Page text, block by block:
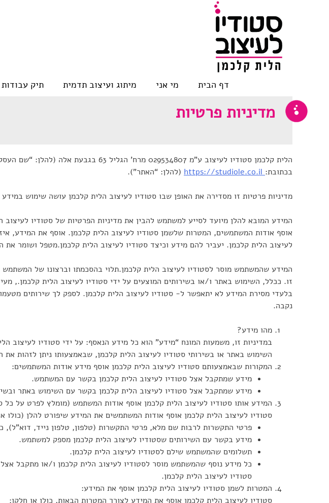
content
דף הבית מי אני מיתוג ועיצוב תדמית תיק עבודות
מדיניות פרטיות
הלית קלכמן סטודיו לעיצוב ע”מ
בכתובת:
(להלן: “האתר”).
מדיניות פרטיות זו מסדירה את האופן שבו סטודיו לעיצוב הלית קלכמן עושה שימוש
המידע המובא להלן מיועד לסייע למשתמש להבין את מדיניות הפרטיות של סטודיו
אוסף אודות המשתמשים, המטרות שלשמן סטודיו לעיצוב הלית קלכמן. אוסף את המידע,
לעיצוב הלית קלכמן. יעביר להם מידע וכיצד סטודיו לעיצוב הלית קלכמן.מטפל ושומר את
המידע שהמשתמש מוסר לסטודיו לעיצוב הלית קלכמן.תלוי בהסכמתו וברצונו של
זו. ככלל, השימוש באתר ו/או בשירותים המוצעים על ידי סטודיו לעיצוב הלית קלכמן.,
בלעדי מסירת המידע לא יתאפשר ל- סטודיו לעיצוב הלית קלכמן. לספק לך שירותים
נקבה.
מהו מידע?
במדיניות זו, משמעות המונח “מידע” הוא כל מידע הנאסף: על ידי סטודיו לעיצוב
השימוש באתר או בשירותי סטודיו לעיצוב הלית קלכמן, שבאמצעותו ניתן לזהות את המשתמש
המקורות שבאמצעותם סטודיו לעיצוב הלית קלכמן אוסף מידע אודות המשתמשים:
מידע שמתקבל אצל סטודיו לעיצוב הלית קלכמן בקשר עם המשתמש.
מידע שמתקבל אצל סטודיו לעיצוב הלית קלכמן בקשר עם השימוש באתר
המידע אותו סטודיו לעיצוב הלית קלכמן אוסף אודות המשתמש (מומלץ לפרט על כל
סטודיו לעיצוב הלית קלכמן אוסף אודות המשתמשים את המידע שיפורט להלן (כולו
פרטי התקשרות לרבות שם מלא, פרטי התקשרות (טלפון, טלפון נייד, דוא”ל),
מידע בקשר עם השירותים שסטודיו לעיצוב הלית קלכמן מספק למשתמש.
תשלומים שהמשתמש שילם לסטודיו לעיצוב הלית קלכמן.
כל מידע נוסף שהמשתמש מוסר לסטודיו לעיצוב הלית קלכמן ו/או מתקבל
סטודיו לעיצוב הלית קלכמן.
המטרות לשמן סטודיו לעיצוב הלית קלכמן אוסף את המידע:
סטודיו לעיצוב הלית קלכמן אוסף את המידע לצורך המטרות הבאות, כולן או חלקן: